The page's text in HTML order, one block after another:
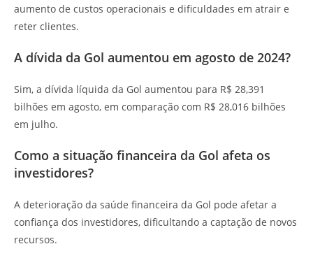
aumento de custos operacionais e dificuldades em atrair e
reter clientes.
A dívida da Gol aumentou em agosto de 2024?
Sim, a dívida líquida da Gol aumentou para R$ 28,391
bilhões em agosto, em comparação com R$ 28,016 bilhões
em julho.
Como a situação financeira da Gol afeta os
investidores?
A deterioração da saúde financeira da Gol pode afetar a
confiança dos investidores, dificultando a captação de novos
recursos.